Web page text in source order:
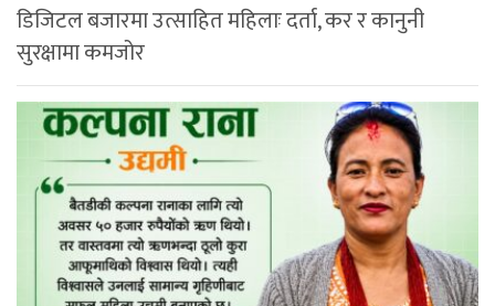
डिजिटल बजारमा उत्साहित महिलाः दर्ता, कर र कानुनी
सुरक्षामा कमजोर